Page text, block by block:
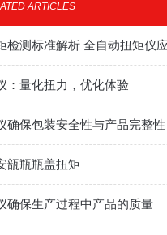
ARTICLES
检测标准解析 全自动扭矩仪
：量化扭力，优化体验
确保包装安全性与产品完整性
瓿瓶瓶盖扭矩
确保生产过程中产品的质量